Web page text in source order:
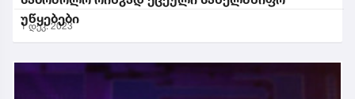
უწყებები
1 დეკ. 2023